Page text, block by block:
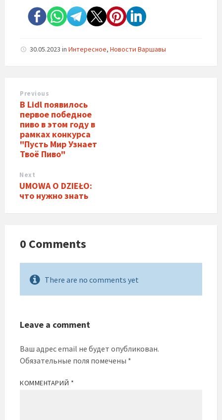
30.05.2023 in Интересное, Новости Варшавы
Previous
В Lidl появилось
первое победное
пиво в этом году в
рамках конкурса
"Пусть Мир Узнает
Твоё Пиво"
Next
UMOWA O DZIEŁO:
что нужно знать
0 Comments
There are no comments yet
Leave a comment
Ваш адрес email не будет опубликован.
Обязательные поля помечены *
КОММЕНТАРИЙ *